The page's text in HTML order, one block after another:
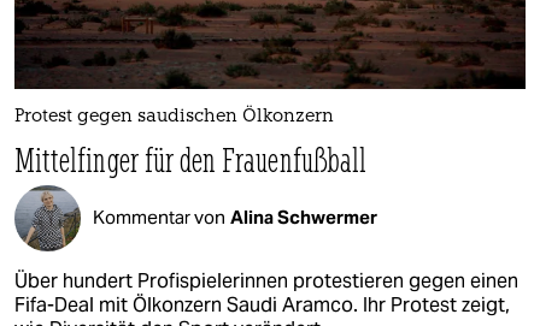
Protest gegen saudischen Ölkonzern
Mittelfinger für den Frauenfußball
Kommentar von Alina Schwermer
Über hundert Profispielerinnen protestieren gegen einen
Fifa-Deal mit Ölkonzern Saudi Aramco. Ihr Protest zeigt,